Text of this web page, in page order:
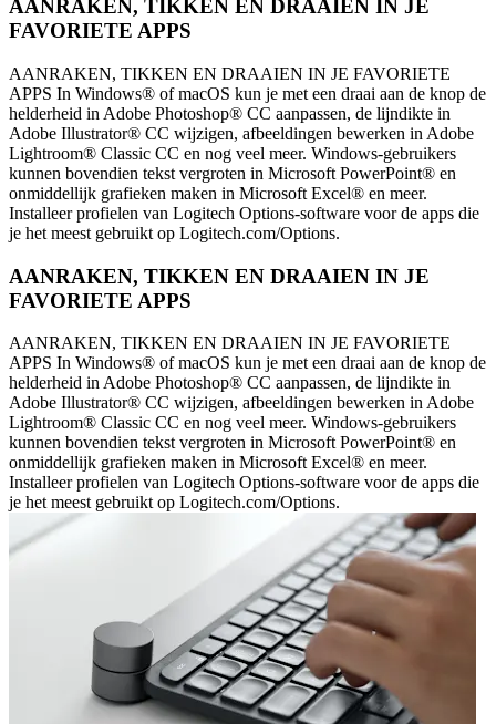
AANRAKEN, TIKKEN EN DRAAIEN IN JE
FAVORIETE APPS
AANRAKEN, TIKKEN EN DRAAIEN IN JE FAVORIETE
APPS In Windows® of macOS kun je met een draai aan de knop de
helderheid in Adobe Photoshop® CC aanpassen, de lijndikte in
Adobe Illustrator® CC wijzigen, afbeeldingen bewerken in Adobe
Lightroom® Classic CC en nog veel meer. Windows-gebruikers
kunnen bovendien tekst vergroten in Microsoft PowerPoint® en
onmiddellijk grafieken maken in Microsoft Excel® en meer.
Installeer profielen van Logitech Options-software voor de apps die
je het meest gebruikt op Logitech.com/Options.
AANRAKEN, TIKKEN EN DRAAIEN IN JE
FAVORIETE APPS
AANRAKEN, TIKKEN EN DRAAIEN IN JE FAVORIETE
APPS In Windows® of macOS kun je met een draai aan de knop de
helderheid in Adobe Photoshop® CC aanpassen, de lijndikte in
Adobe Illustrator® CC wijzigen, afbeeldingen bewerken in Adobe
Lightroom® Classic CC en nog veel meer. Windows-gebruikers
kunnen bovendien tekst vergroten in Microsoft PowerPoint® en
onmiddellijk grafieken maken in Microsoft Excel® en meer.
Installeer profielen van Logitech Options-software voor de apps die
je het meest gebruikt op Logitech.com/Options.